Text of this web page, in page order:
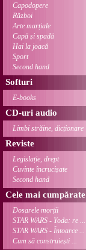
Capodopere
Război
Arte marțiale
Capă și spadă
Hai la joacă
Sport
Second hand
Softuri
E-books
CD-uri audio
Limbi străine, dicționare
Reviste
Legislație, drept
Cuvinte încrucișate
Second hand
Cele mai cumpărate
Dosarele morții
STAR WARS - Yoda: re ...
STAR WARS - Întoarce ...
Cum să construiești ...